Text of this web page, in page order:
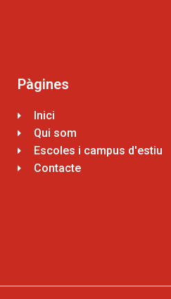
Pàgines
Inici
Qui som
Escoles i campus d'estiu
Contacte